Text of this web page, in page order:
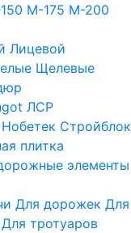
М-175 М-200
Лицевой
Щелевые
ЛСР
Нобетек Стройблок
плитка
элементы
Для дорожек Для
Для тротуаров